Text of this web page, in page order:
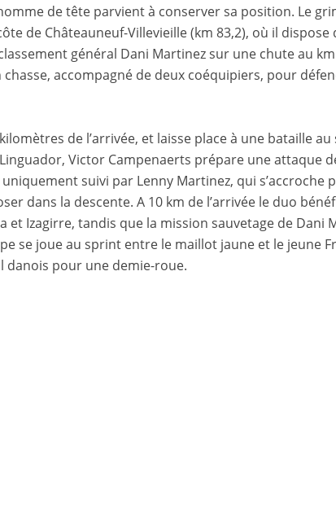
de tête parvient à conserver sa position. Le
de Châteauneuf-Villevieille (km 83,2), où il dispose
général Dani Martinez sur une chute au
accompagné de deux coéquipiers, pour
de l’arrivée, et laisse place à une bataille
Victor Campenaerts prépare une attaque
suivi par Lenny Martinez, qui s’accroche
dans la descente. A 10 km de l’arrivée le duo
et Izagirre, tandis que la mission sauvetage de Dani
se joue au sprint entre le maillot jaune et le jeune
danois pour une demie-roue.